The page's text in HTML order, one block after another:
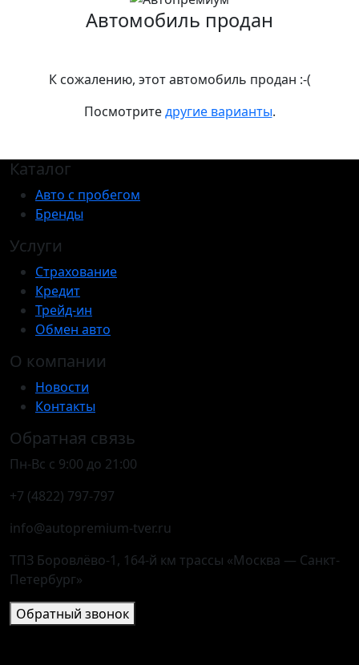
Автомобиль продан
К сожалению, этот автомобиль продан :-(
Посмотритедругие варианты.
Каталог
Авто с пробегом
Бренды
Услуги
Страхование
Кредит
Трейд-ин
Обмен авто
О компании
Новости
Контакты
Обратная связь
Пн-Вс с 9:00 до 21:00
+7 (4822) 797-797
info@autopremium-tver.ru
ТПЗ Боровлёво-1, 164-й км трассы «Москва — Санкт-
Петербург»
Обратный звонок